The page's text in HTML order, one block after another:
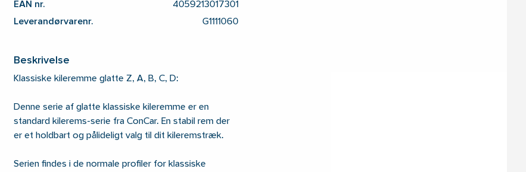
EAN nr. 4059213017301
Leverandørvarenr. G1111060
Beskrivelse
Klassiske kileremme glatte Z, A, B, C, D:
Denne serie af glatte klassiske kileremme er en
standard kilerems-serie fra ConCar. En stabil rem der
er et holdbart og pålideligt valg til dit kileremstræk.
Serien findes i de normale profiler for klassiske